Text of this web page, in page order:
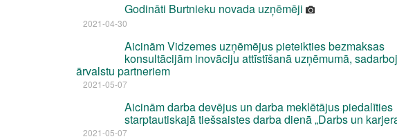
Godināti Burtnieku novada uzņēmēji
2021-04-30
Aicinām Vidzemes uzņēmējus pieteikties bezmaksas
konsultācijām inovāciju attīstīšanā uzņēmumā,
ārvalstu partneriem
2021-05-07
Aicinām darba devējus un darba meklētājus piedalīties
starptautiskajā tiešsaistes darba dienā „Darbs un
2021-05-07